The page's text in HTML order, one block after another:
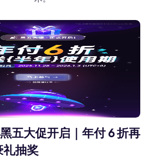
五大促开启｜年付 6 折再
礼抽奖